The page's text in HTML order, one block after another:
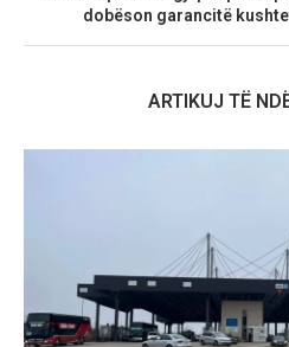
dobëson garancitë
ARTIKUJ TË